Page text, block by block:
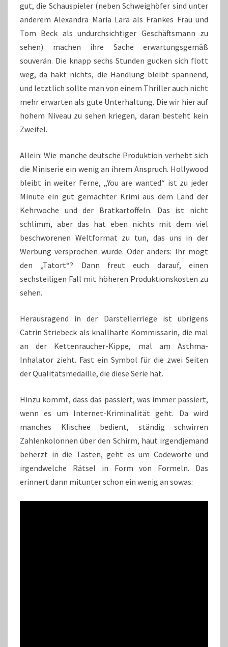
gut, die Schauspieler (neben Schweighöfer sind unter
anderem Alexandra Maria Lara als Frankes Frau und
Tom Beck als undurchsichtiger Geschäftsmann zu
sehen) machen ihre Sache erwartungsgemäß
souverän. Die knapp sechs Stunden gucken sich flott
weg, da hakt nichts, die Handlung bleibt spannend,
und letztlich sollte man von einem Thriller auch nicht
mehr erwarten als gute Unterhaltung. Die wir hier auf
hohem Niveau zu sehen kriegen, daran besteht kein
Zweifel.
Allein: Wie manche deutsche Produktion verhebt sich
die Miniserie ein wenig an ihrem Anspruch. Hollywood
bleibt in weiter Ferne, „You are wanted“ ist zu jeder
Minute ein gut gemachter Krimi aus dem Land der
Kehrwoche und der Bratkartoffeln. Das ist nicht
schlimm, aber das hat eben nichts mit dem viel
beschworenen Weltformat zu tun, das uns in der
Werbung versprochen wurde. Oder anders: Ihr mögt
den „Tatort“? Dann freut euch darauf, einen
sechsteiligen Fall mit höheren Produktionskosten zu
sehen.
Herausragend in der Darstellerriege ist übrigens
Catrin Striebeck als knallharte Kommissarin, die mal
an der Kettenraucher-Kippe, mal am Asthma-
Inhalator zieht. Fast ein Symbol für die zwei Seiten
der Qualitätsmedaille, die diese Serie hat.
Hinzu kommt, dass das passiert, was immer passiert,
wenn es um Internet-Kriminalität geht. Da wird
manches Klischee bedient, ständig schwirren
Zahlenkolonnen über den Schirm, haut irgendjemand
beherzt in die Tasten, geht es um Codeworte und
irgendwelche Rätsel in Form von Formeln. Das
erinnert dann mitunter schon ein wenig an sowas: